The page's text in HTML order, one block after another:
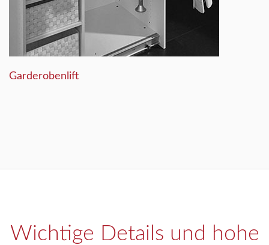
Garderobenlift
Wichtige Details und hohe